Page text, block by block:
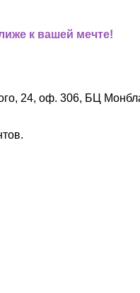
к вашей мечте!
24, оф. 306, БЦ